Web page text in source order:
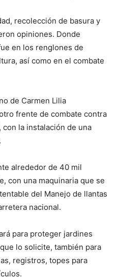
recolección de basura y
opiniones. Donde
en los renglones de
así como en el combate
de Carmen Lilia
frente de combate contra
la instalación de una
alrededor de 40 mil
con una maquinaria que se
del Manejo de llantas
nacional.
para proteger jardines
lo solicite, también para
registros, topes para